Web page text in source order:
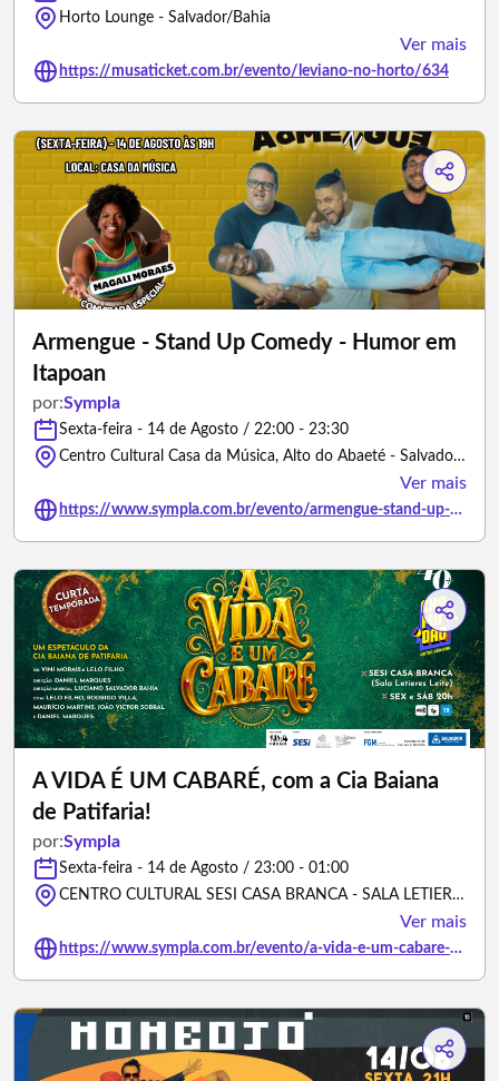
Horto Lounge - Salvador/Bahia
Ver mais
https://musaticket.com.br/evento/leviano-no-horto/634
Armengue - Stand Up Comedy - Humor em
Itapoan
por:Sympla
Sexta-feira - 14 de Agosto / 22:00 - 23:30
Centro Cultural Casa da Música, Alto do Abaeté - Salvador/Bahia
Ver mais
https://www.sympla.com.br/evento/armengue-stand-up-comedy-humor-em-itapoan/3502064
A VIDA É UM CABARÉ, com a Cia Baiana
de Patifaria!
por:Sympla
Sexta-feira - 14 de Agosto / 23:00 - 01:00
CENTRO CULTURAL SESI CASA BRANCA - SALA LETIERES LEITE, Avenida Caminho de Areia - Salvador/Bahia
Ver mais
https://www.sympla.com.br/evento/a-vida-e-um-cabare-com-a-cia-baiana-de-patifaria/3501792